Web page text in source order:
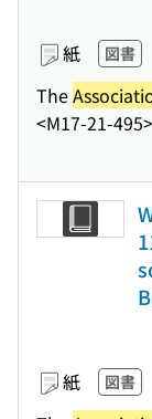
紙 図書
The
<M17-21-495>
紙 図書